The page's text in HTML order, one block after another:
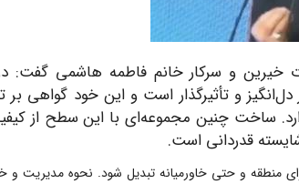
خیرین و سرکار خانم فاطمه هاشمی گفت:
دل‌انگیز و تأثیرگذار است و این خود گواهی
ساخت چنین مجموعه‌ای با این سطح از
قدردانی است.
برای منطقه و حتی خاورمیانه تبدیل شود. نحوه مدیریت